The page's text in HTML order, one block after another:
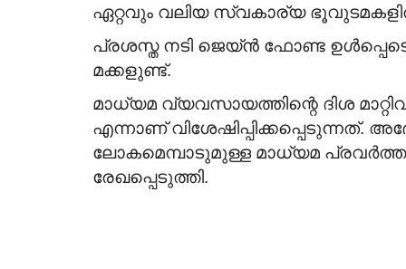
ഏറ്റവും വലിയ സ്വകാര്യ
പ്രശസ്ത നടി ജെയ്ൻ ഫോണ്ട
മക്കളുണ്ട്.
മാധ്യമ വ്യവസായത്തിന്റെ ദിശ
എന്നാണ് വിശേഷിപ്പിക്കപ്പെടുന്നത്.
ലോകമെമ്പാടുമുള്ള മാധ്യമ
രേഖപ്പെടുത്തി.
US & Canada